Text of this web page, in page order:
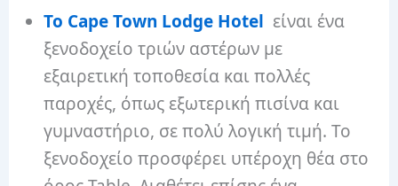
Το Cape Town Lodge Hotel είναι ένα
ξενοδοχείο τριών αστέρων με
εξαιρετική τοποθεσία και πολλές
παροχές, όπως εξωτερική πισίνα και
γυμναστήριο, σε πολύ λογική τιμή. Το
ξενοδοχείο προσφέρει υπέροχη θέα στο